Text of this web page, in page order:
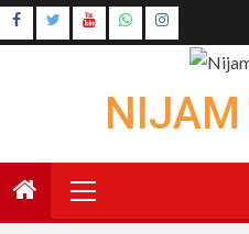
Skip
to
Instagram
NIJAM
Menu